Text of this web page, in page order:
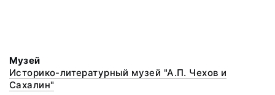
Музей
Историко-литературный музей "А.П. Чехов и
Сахалин"